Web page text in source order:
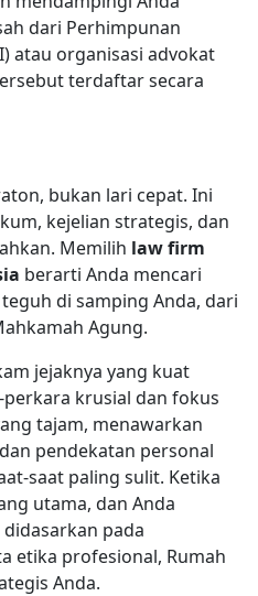
dari Perhimpunan
atau organisasi advokat
terdaftar secara
bukan lari cepat. Ini
kejelian strategis, dan
Memilih law firm
berarti Anda mencari
di samping Anda, dari
Agung.
jejaknya yang kuat
krusial dan fokus
tajam, menawarkan
pendekatan personal
saat paling sulit. Ketika
utama, dan Anda
pada
etika profesional, Rumah
Anda.